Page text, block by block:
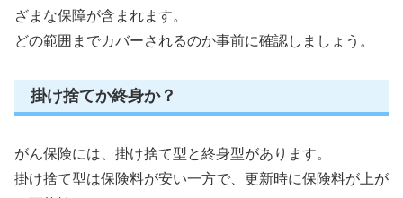
ざまな保障が含まれます。
どの範囲までカバーされるのか事前に確認しましょう。
掛け捨てか終身か？
がん保険には、掛け捨て型と終身型があります。
掛け捨て型は保険料が安い一方で、更新時に保険料が上が